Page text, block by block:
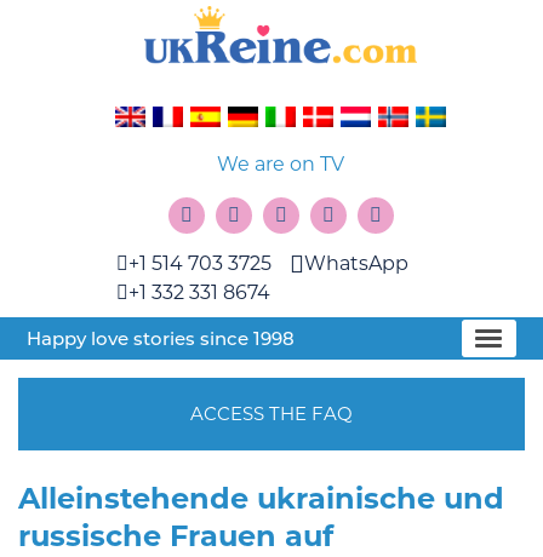
We are on TV
+1 514 703 3725
+1 332 331 8674
WhatsApp
Happy love stories since 1998
ACCESS THE FAQ
Alleinstehende ukrainische und
russische Frauen auf